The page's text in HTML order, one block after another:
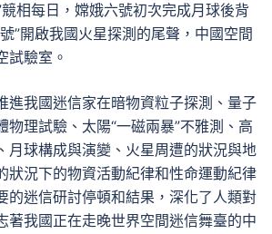
競相每日，嫦娥六號初次完成月球後背
”開啟我國火星探測的尾聲，中國空間
試驗室。
進我國迷信家在暗物資粒子探測、量子
物理試驗、太陽“一磁兩暴”不雅測、高
月球構成與演變、火星周遭的狀況與地
狀況下的物資活動紀律和性命運動紀律
的迷信研討停頓和結果，深化了人類對
著我國正在走晚世界空間迷信舞臺的中